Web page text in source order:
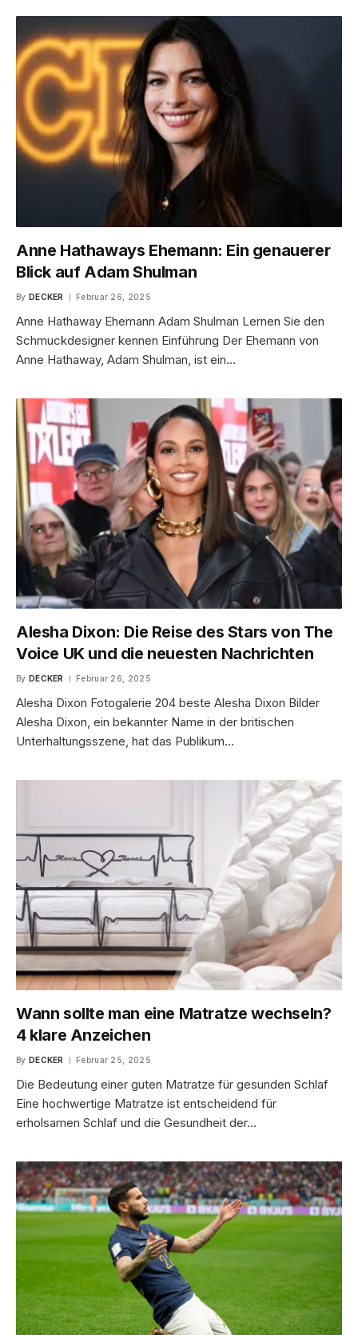
Anne Hathaways Ehemann: Ein genauerer
Blick auf Adam Shulman
By DECKER Februar 26, 2025
Anne Hathaway Ehemann Adam Shulman Lernen Sie den
Schmuckdesigner kennen Einführung Der Ehemann von
Anne Hathaway, Adam Shulman, ist ein…
Alesha Dixon: Die Reise des Stars von The
Voice UK und die neuesten Nachrichten
By DECKER Februar 26, 2025
Alesha Dixon Fotogalerie 204 beste Alesha Dixon Bilder
Alesha Dixon, ein bekannter Name in der britischen
Unterhaltungsszene, hat das Publikum…
Wann sollte man eine Matratze wechseln?
4 klare Anzeichen
By DECKER Februar 25, 2025
Die Bedeutung einer guten Matratze für gesunden Schlaf
Eine hochwertige Matratze ist entscheidend für
erholsamen Schlaf und die Gesundheit der…